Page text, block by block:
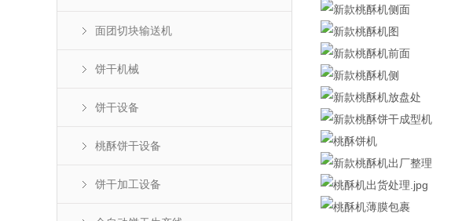
面团切块输送机
饼干机械
饼干设备
桃酥饼干设备
饼干加工设备